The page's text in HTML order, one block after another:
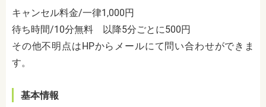
キャンセル料金/一律1,000円
待ち時間/10分無料 以降5分ごとに500円
その他不明点はHPからメールにて問い合わせができま
す。
基本情報